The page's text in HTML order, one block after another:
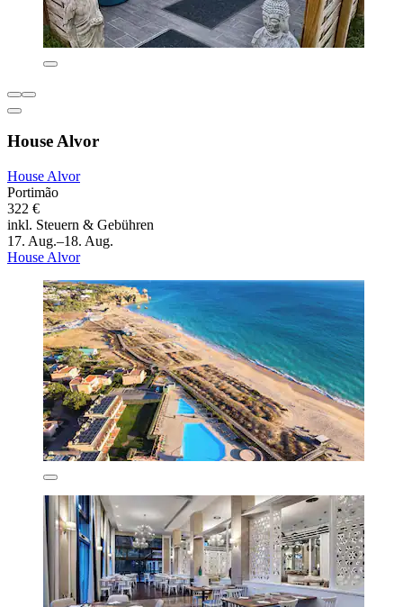
House Alvor
House Alvor
Portimão
322 €
inkl. Steuern & Gebühren
17. Aug.–18. Aug.
House Alvor